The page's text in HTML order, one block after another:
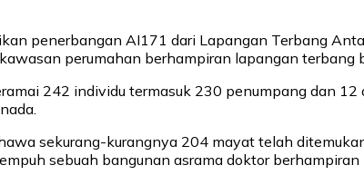
penerbangan AI171 dari Lapangan Terbang
perumahan berhampiran lapangan
242 individu termasuk 230 penumpang dan
sekurang-kurangnya 204 mayat telah
sebuah bangunan asrama doktor